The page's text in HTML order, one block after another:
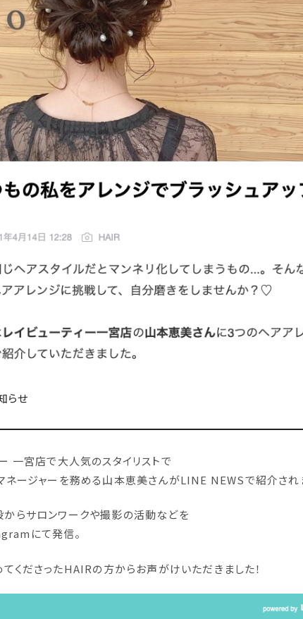
らせ
一宮店で大人気のスタイリストで
ネージャーを務める山本恵美さんがLINE NEWSで紹介され
らサロンワークや撮影の活動などを
にて発信。
くださったHAIRの方からお声がけいただきました！